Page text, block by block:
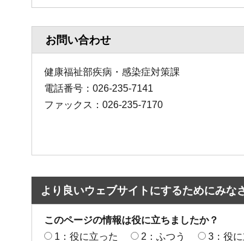
お問い合わせ
健康福祉部疾病・感染症対策課
電話番号：026-235-7141
ファックス：026-235-7170
より良いウェブサイトにするためにみな
このページの情報は役に立ちましたか？
1：役に立った
2：ふつう 3：役